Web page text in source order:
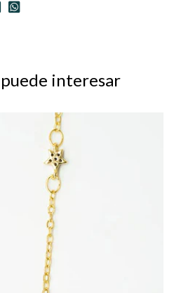
interesar